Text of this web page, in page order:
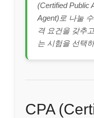
(Certified Public
Agent)로 나눌
격 요건을 갖추
는 시험을 선택
CPA